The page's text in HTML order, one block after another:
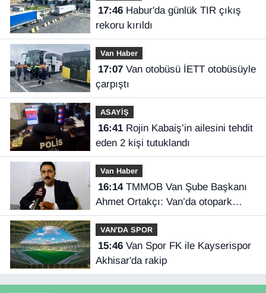
17:46Habur'da günlük TIR çıkış
rekoru kırıldı
Van Haber
17:07Van otobüsü İETT otobüsüyle
çarpıştı
ASAYİŞ
16:41Rojin Kabaiş’in ailesini tehdit
eden 2 kişi tutuklandı
Van Haber
16:14TMMOB Van Şube Başkanı
Ahmet Ortakçı: Van’da otopark
yetersizliği ciddi sorun!
VAN'DA SPOR
15:46Van Spor FK ile Kayserispor
Akhisar'da rakip